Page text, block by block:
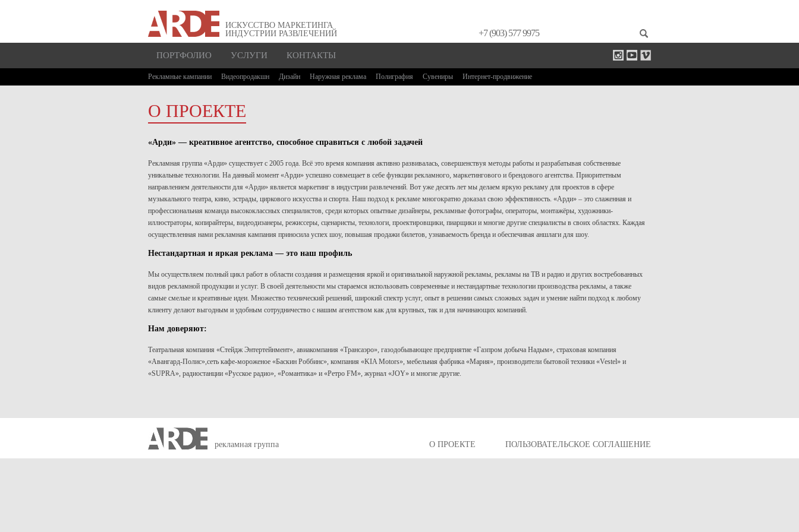
ИСКУССТВО МАРКЕТИНГА
ИНДУСТРИИ РАЗВЛЕЧЕНИЙ
+7 (903) 577 9975
ПОРТФОЛИО УСЛУГИ КОНТАКТЫ
Рекламные кампании Видеопродакшн Дизайн Наружная реклама Полиграфия Сувениры Интернет-продвижение
О ПРОЕКТЕ
«Арди» — креативное агентство, способное справиться с любой задачей
Рекламная группа «Арди» существует с 2005 года. Всё это время компания активно развивалась, совершенствуя методы работы и разрабатывая собственные
уникальные технологии. На данный момент «Арди» успешно совмещает в себе функции рекламного, маркетингового и брендового агентства. Приоритетным
направлением деятельности для «Арди» является маркетинг в индустрии развлечений. Вот уже десять лет мы делаем яркую рекламу для проектов в сфере
музыкального театра, кино, эстрады, циркового искусства и спорта. Наш подход к рекламе многократно доказал свою эффективность. «Арди» – это слаженная и
профессиональная команда высококлассных специалистов, среди которых опытные дизайнеры, рекламные фотографы, операторы, монтажёры, художники-
иллюстраторы, копирайтеры, видеодизанеры, режиссеры, сценаристы, технологи, проектировщики, пиарщики и многие другие специалисты в своих областях. Каждая
осуществленная нами рекламная кампания приносила успех шоу, повышая продажи билетов, узнаваемость бренда и обеспечивая аншлаги для шоу.
Нестандартная и яркая реклама — это наш профиль
Мы осуществляем полный цикл работ в области создания и размещения яркой и оригинальной наружной рекламы, рекламы на ТВ и радио и других востребованных
видов рекламной продукции и услуг. В своей деятельности мы стараемся использовать современные и нестандартные технологии производства рекламы, а также
самые смелые и креативные идеи. Множество технический решений, широкий спектр услуг, опыт в решении самых сложных задач и умение найти подход к любому
клиенту делают выгодным и удобным сотрудничество с нашим агентством как для крупных, так и для начинающих компаний.
Нам доверяют:
Театральная компания «Стейдж Энтертейнмент», авиакомпания «Трансаэро», газодобывающее предприятие «Газпром добыча Надым», страховая компания
«Авангард-Полис»,сеть кафе-мороженое «Баскин Роббинс», компания «KIA Motors», мебельная фабрика «Мария», производители бытовой техники «Vestel» и
«SUPRA», радиостанции «Русское радио», «Романтика» и «Ретро FM», журнал «JOY» и многие другие.
рекламная группа О ПРОЕКТЕ ПОЛЬЗОВАТЕЛЬСКОЕ СОГЛАШЕНИЕ